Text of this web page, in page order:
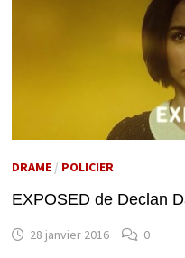
DRAME/ POLICIER
EXPOSED de Declan
28 janvier 2016 0